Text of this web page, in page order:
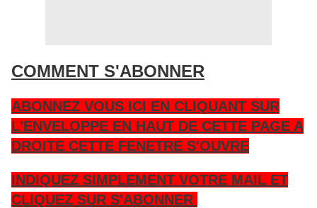
COMMENT S'ABONNER
ABONNEZ VOUS ICI EN CLIQUANT SUR
L'ENVELOPPE EN HAUT DE CETTE PAGE A
DROITE CETTE FENETRE S'OUVRE
INDIQUEZ SIMPLEMENT VOTRE MAIL ET
CLIQUEZ SUR S'ABONNER